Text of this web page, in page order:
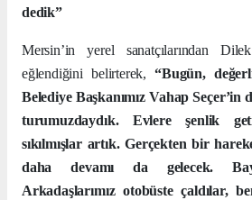
dedik”
Mersin’in yerel sanatçılarından
eğlendiğini belirterek,“Bugün,
Belediye Başkanımız Vahap Seçer’in
turumuzdaydık. Evlere şenlik
sıkılmışlar artık. Gerçekten bir
daha devamı da gelecek.
Arkadaşlarımız otobüste çaldılar,